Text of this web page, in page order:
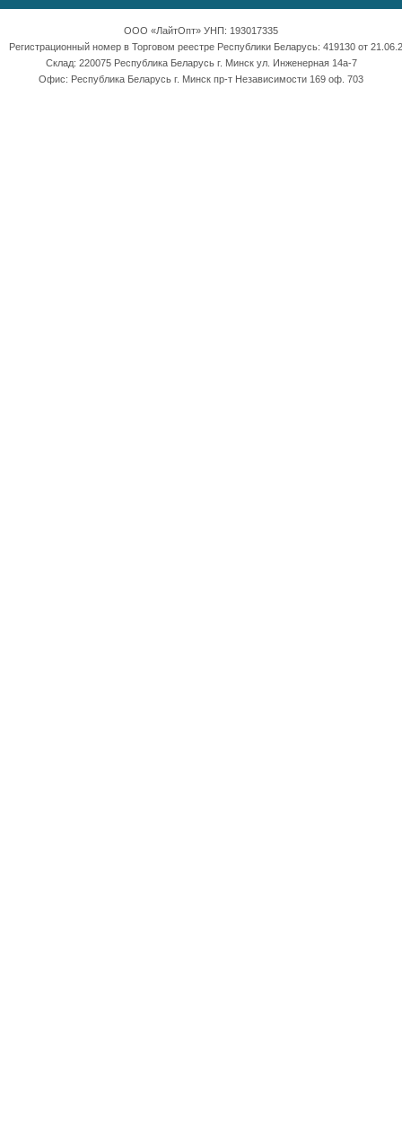
ООО «ЛайтОпт» УНП: 193017335
Регистрационный номер в Торговом реестре Республики Беларусь: 419130 от
Склад: 220075 Республика Беларусь г. Минск ул. Инженерная 14а-7
Офис: Республика Беларусь г. Минск пр-т Независимости 169 оф. 703